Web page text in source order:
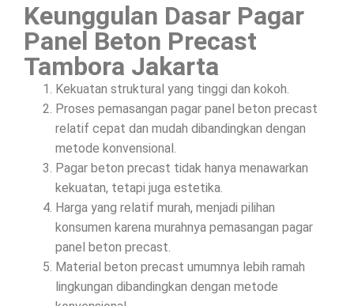
Keunggulan Dasar Pagar
Panel Beton Precast
Tambora Jakarta
Kekuatan struktural yang tinggi dan kokoh.
Proses pemasangan pagar panel beton precast
relatif cepat dan mudah dibandingkan dengan
metode konvensional.
Pagar beton precast tidak hanya menawarkan
kekuatan, tetapi juga estetika.
Harga yang relatif murah, menjadi pilihan
konsumen karena murahnya pemasangan pagar
panel beton precast.
Material beton precast umumnya lebih ramah
lingkungan dibandingkan dengan metode